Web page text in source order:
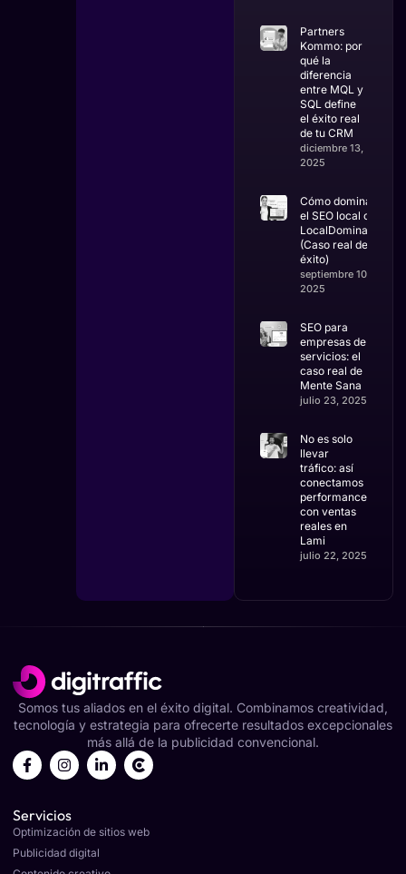
Partners
Kommo: por
qué la
diferencia
entre MQL y
SQL define
el éxito real
de tu CRM
diciembre 13,
2025
Cómo dominar
el SEO local con
LocalDominator
(Caso real de
éxito)
septiembre 10,
2025
SEO para
empresas de
servicios: el
caso real de
Mente Sana
julio 23, 2025
No es solo
llevar
tráfico: así
conectamos
performance
con ventas
reales en
Lami
julio 22, 2025
Somos tus aliados en el éxito digital. Combinamos creatividad,
tecnología y estrategia para ofrecerte resultados excepcionales
más allá de la publicidad convencional.
Servicios
Optimización de sitios web
Publicidad digital